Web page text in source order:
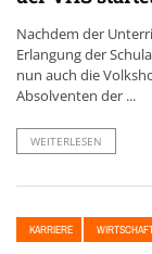
Nachdem der
Erlangung der
nun auch die
Absolventen der ...
WEITERLESEN
KARRIERE